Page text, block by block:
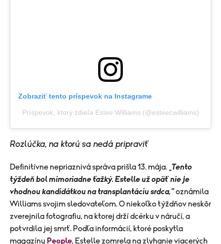
Zobraziť tento príspevok na Instagrame
Príspevok, ktorý zdieľa Estee Williams (@esteecwilliams)
Rozlúčka, na ktorú sa nedá pripraviť
Definitívne nepriaznivá správa prišla 13. mája. „ Tento
týždeň bol mimoriadne ťažký. Estelle už opäť nie je
vhodnou kandidátkou na transplantáciu srdca,“oznámila
Williams svojim sledovateľom. O niekoľko týždňov neskôr
zverejnila fotografiu, na ktorej drží dcérku v náručí, a
potvrdila jej smrť. Podľa informácií, ktoré poskytla
magazínu People, Estelle zomrela na zlyhanie viacerých